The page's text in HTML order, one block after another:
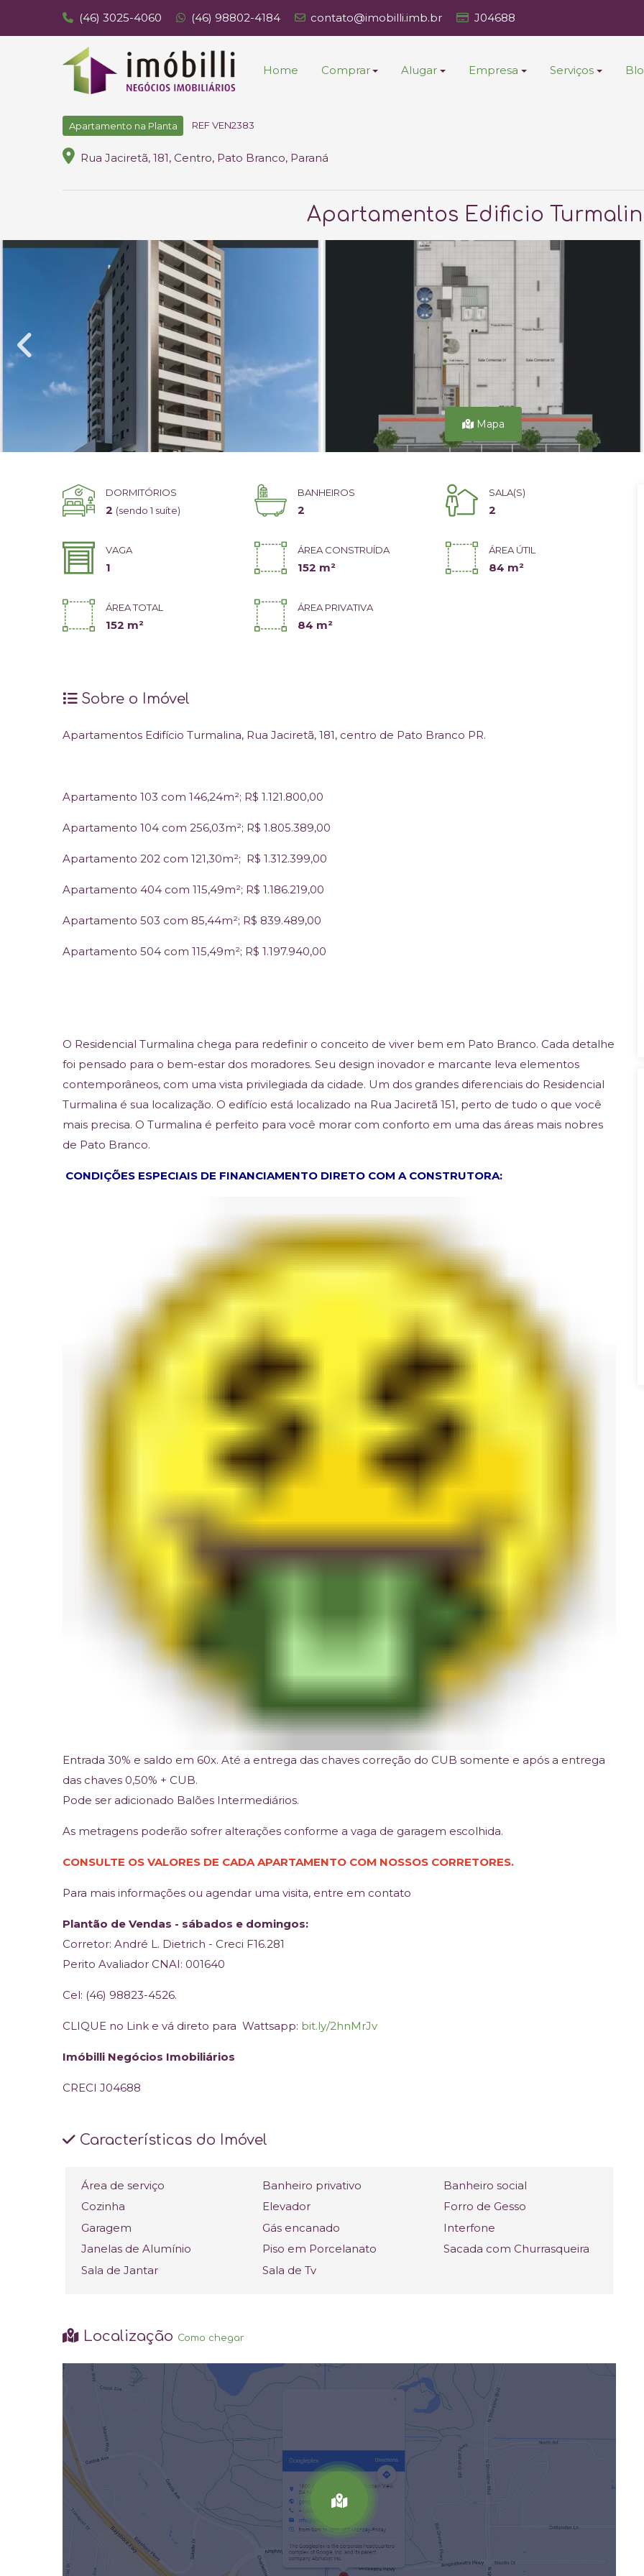
(46) 3025-4060 (46) 98802-4184 contato@imobilli.imb.br J04688
Home Comprar Alugar Empresa Serviços
Apartamento na Planta REF VEN2383
Rua Jaciretã, 181, Centro, Pato Branco, Paraná
Apartamentos Edificio
Mapa
DORMITÓRIOS
2 (sendo 1 suíte)
BANHEIROS
2
SALA(S)
2
VAGA
1
ÁREA CONSTRUÍDA
152 m²
ÁREA ÚTIL
84 m²
ÁREA TOTAL
152 m²
ÁREA PRIVATIVA
84 m²
Sobre o Imóvel
Apartamentos Edifício Turmalina, Rua Jaciretã, 181, centro de Pato Branco PR.
Apartamento 103 com 146,24m²; R$ 1.121.800,00
Apartamento 104 com 256,03m²; R$ 1.805.389,00
Apartamento 202 com 121,30m²; R$ 1.312.399,00
Apartamento 404 com 115,49m²; R$ 1.186.219,00
Apartamento 503 com 85,44m²; R$ 839.489,00
Apartamento 504 com 115,49m²; R$ 1.197.940,00
O Residencial Turmalina chega para redefinir o conceito de viver bem em Pato Branco. Cada detalhe
foi pensado para o bem-estar dos moradores. Seu design inovador e marcante leva elementos
contemporâneos, com uma vista privilegiada da cidade. Um dos grandes diferenciais do Residencial
Turmalina é sua localização. O edifício está localizado na Rua Jaciretã 151, perto de tudo o que você
mais precisa. O Turmalina é perfeito para você morar com conforto em uma das áreas mais nobres
de Pato Branco.
CONDIÇÕES ESPECIAIS DE FINANCIAMENTO DIRETO COM A CONSTRUTORA:
Entrada 30% e saldo em 60x. Até a entrega das chaves correção do CUB somente e após a entrega
das chaves 0,50% + CUB.
Pode ser adicionado Balões Intermediários.
As metragens poderão sofrer alterações conforme a vaga de garagem escolhida.
CONSULTE OS VALORES DE CADA APARTAMENTO COM NOSSOS CORRETORES.
Para mais informações ou agendar uma visita, entre em contato
Plantão de Vendas - sábados e domingos:
Corretor: André L. Dietrich - Creci F16.281
Perito Avaliador CNAI: 001640
Cel: (46) 98823-4526.
CLIQUE no Link e vá direto para Wattsapp: bit.ly/2hnMrJv
Imóbilli Negócios Imobiliários
CRECI J04688
Características do Imóvel
Área de serviço Banheiro privativo
Banheiro social
Cozinha
Elevador
Forro de Gesso
Garagem
Gás encanado
Interfone
Janelas de Alumínio
Piso em Porcelanato
Sacada com Churrasqueira
Sala de Jantar
Sala de Tv
Localização Como chegar